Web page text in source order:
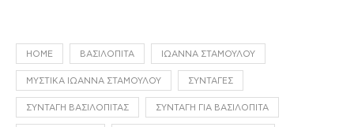
HOME ΒΑΣΙΛΌΠΙΤΑ ΙΩΆΝΝΑ ΣΤΑΜΟΎΛΟΥ
ΜΥΣΤΙΚΆ ΙΩΆΝΝΑ ΣΤΑΜΟΎΛΟΥ ΣΥΝΤΑΓΈΣ
ΣΥΝΤΑΓΉ ΒΑΣΙΛΌΠΙΤΑΣ ΣΥΝΤΑΓΉ ΓΙΑ ΒΑΣΙΛΌΠΙΤΑ